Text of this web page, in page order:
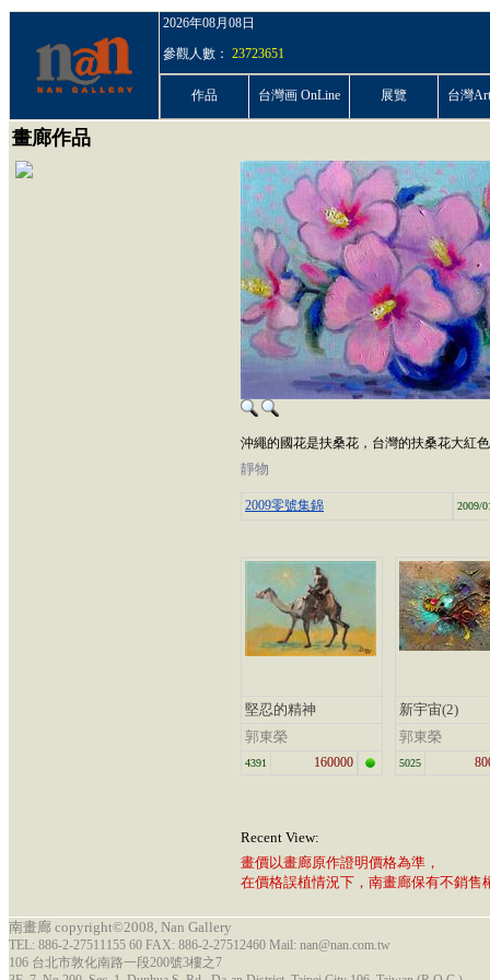
2026年08月08日
參觀人數： 23723651
作品 台灣画 OnLine 展覽 台灣
畫廊作品
沖繩的國花是扶桑花，台灣的扶桑花大紅
靜物
2009零號集錦 2009/
堅忍的精神
郭東榮
4391 160000
新宇宙(2)
郭東榮
5025
Recent View:
畫價以畫廊原作證明價格為準，
在價格誤植情況下，南畫廊保有不銷售
南畫廊 copyright©2008, Nan Gallery
TEL: 886-2-27511155 60 FAX: 886-2-27512460 Mail: nan@nan.com.tw
106 台北市敦化南路一段200號3樓之7